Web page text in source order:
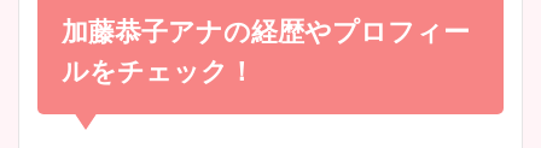
宇賀神メグアナのニット画像
め！足が美脚でニット衣装も
かわいい！
加藤恭子アナの経歴やプロフィー
ルをチェック！